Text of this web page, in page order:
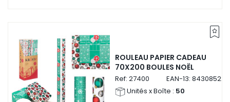
ROULEAU PAPIER CADEAU
70X200 BOULES NOËL
Ref: 27400 EAN-13:
Unités x Boîte : 50